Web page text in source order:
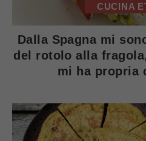
CUCINA
Dalla Spagna mi
del rotolo alla
mi ha propria